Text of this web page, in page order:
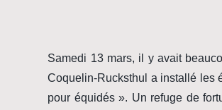
Samedi 13 mars, il y avait
Coquelin-Rucksthul a installé les
pour équidés ». Un refuge de